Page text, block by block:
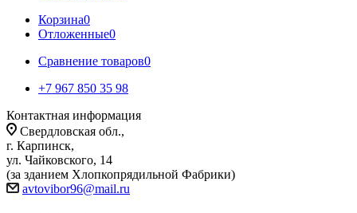
Корзина0
Отложенные0
Сравнение товаров0
+7 967 850 35 98
Контактная информация
Свердловская обл.,
г. Карпинск,
ул. Чайковского, 14
(за зданием Хлопкопрядильной Фабрики)
avtovibor96@mail.ru